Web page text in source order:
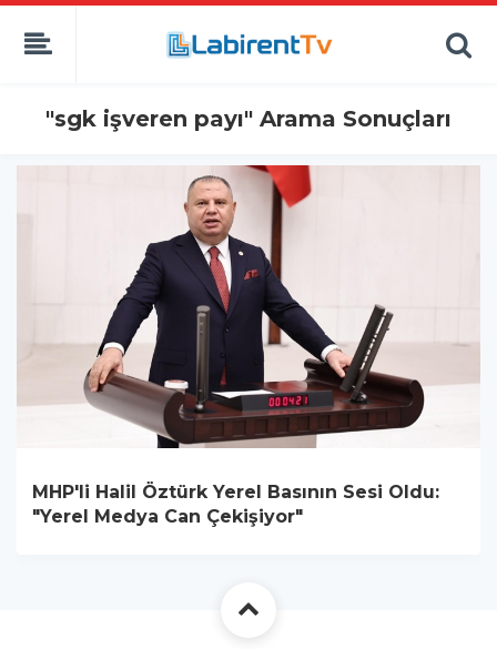
"sgk işveren payı" Arama Sonuçları
MHP'li Halil Öztürk Yerel Basının Sesi Oldu:
"Yerel Medya Can Çekişiyor"